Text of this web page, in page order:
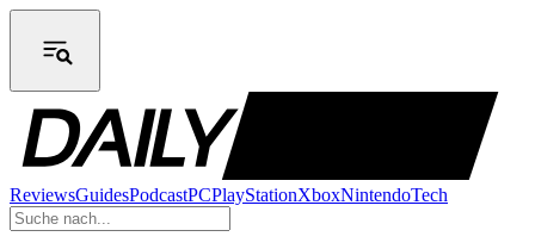
ReviewsGuidesPodcastPCPlayStationXboxNintendoTech